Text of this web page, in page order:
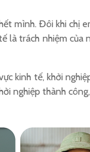
mình. Đôi khi chị
trách nhiệm của
kinh tế, khởi
nghiệp thành